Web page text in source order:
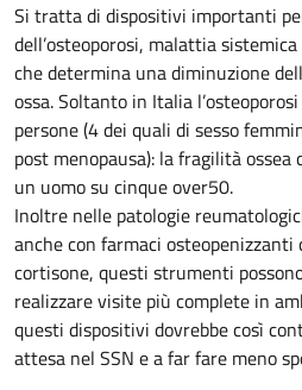
Si tratta di dispositivi importanti
dell’osteoporosi, malattia
che determina una diminuzione
ossa. Soltanto in Italia
persone (4 dei quali di sesso
post menopausa): la fragilità
un uomo su cinque over50.
Inoltre nelle patologie
anche con farmaci osteopenizzanti
cortisone, questi strumenti
realizzare visite più complete in
questi dispositivi dovrebbe così
attesa nel SSN e a far fare meno